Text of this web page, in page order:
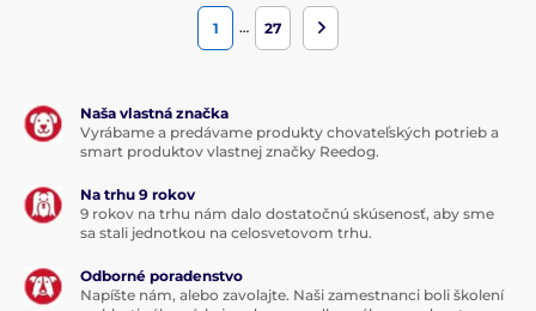
1 … 27
Naša vlastná značka
Vyrábame a predávame produkty chovateľských potrieb a
smart produktov vlastnej značky Reedog.
Na trhu 9 rokov
9 rokov na trhu nám dalo dostatočnú skúsenosť, aby sme
sa stali jednotkou na celosvetovom trhu.
Odborné poradenstvo
Napíšte nám, alebo zavolajte. Naši zamestnanci boli školení